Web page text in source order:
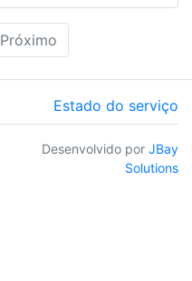
Próximo
Estado do serviço
Desenvolvido por JBay
Solutions